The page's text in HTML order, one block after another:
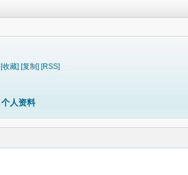
[收藏] [复制] [RSS]
个人资料